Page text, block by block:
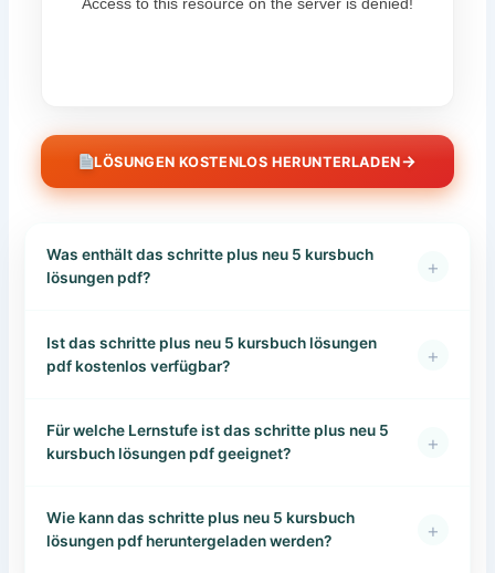
LÖSUNGEN KOSTENLOS HERUNTERLADEN→
Was enthält das schritte plus neu 5 kursbuch
lösungen pdf?
+
Ist das schritte plus neu 5 kursbuch lösungen
pdf kostenlos verfügbar?
+
Für welche Lernstufe ist das schritte plus neu 5
kursbuch lösungen pdf geeignet?
+
Wie kann das schritte plus neu 5 kursbuch
lösungen pdf heruntergeladen werden?
+